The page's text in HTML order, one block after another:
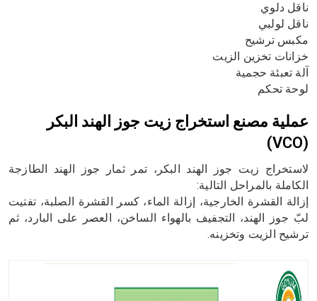
ناقل دلوي
ناقل لولبي
مكبس ترشيح
خزانات تخزين الزيت
آلة تعبئة حجمية
لوحة تحكم
عملية مصنع استخراج زيت جوز الهند البكر
(VCO)
لاستخراج زيت جوز الهند البكر، تمر ثمار جوز الهند الطازجة
الكاملة بالمراحل التالية:
إزالة القشرة الخارجية، إزالة الماء، كسر القشرة الصلبة، تفتيت
لبّ جوز الهند، التجفيف بالهواء الساخن، العصر على البارد، ثم
ترشيح الزيت وتخزينه.